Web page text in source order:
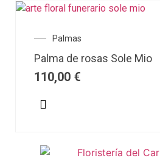
Palmas
Palma de rosas Sole Mio
110,00 €